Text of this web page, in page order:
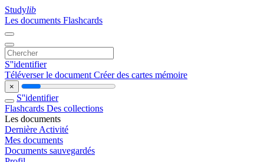
Studylib
Les documents Flashcards
S''identifier
Téléverser le document Créer des cartes mémoire
×
S''identifier
Flashcards Des collections
Les documents
Dernière Activité
Mes documents
Documents sauvegardés